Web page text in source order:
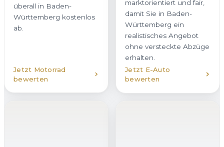
überall in Baden-
Württemberg kostenlos
ab.
bewerten
damit Sie in Baden-
Württemberg ein
realistisches Angebot
ohne versteckte Abzüge
erhalten.
Jetzt E-Auto
bewerten